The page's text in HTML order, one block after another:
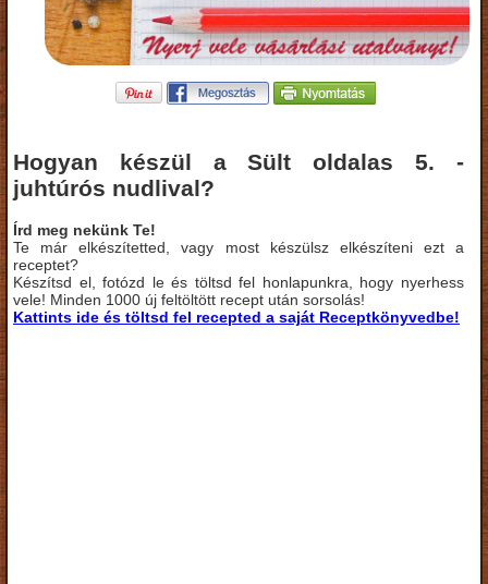
Hogyan készül a Sült oldalas 5. -
juhtúrós nudlival?
Írd meg nekünk Te!
Te már elkészítetted, vagy most készülsz elkészíteni ezt a
receptet?
Készítsd el, fotózd le és töltsd fel honlapunkra, hogy nyerhess
vele! Minden 1000 új feltöltött recept után sorsolás!
Kattints ide és töltsd fel recepted a saját Receptkönyvedbe!